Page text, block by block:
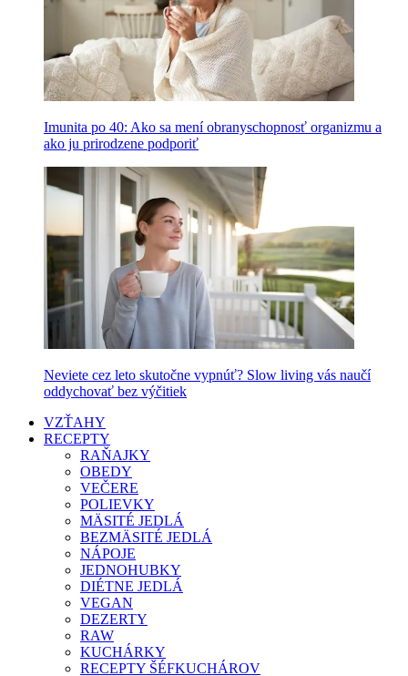
Imunita po 40: Ako sa mení obranyschopnosť organizmu a
ako ju prirodzene podporiť
Neviete cez leto skutočne vypnúť? Slow living vás naučí
oddychovať bez výčitiek
VZŤAHY
RECEPTY
RAŇAJKY
OBEDY
VEČERE
POLIEVKY
MÄSITÉ JEDLÁ
BEZMÄSITÉ JEDLÁ
NÁPOJE
JEDNOHUBKY
DIÉTNE JEDLÁ
VEGAN
DEZERTY
RAW
KUCHÁRKY
RECEPTY ŠÉFKUCHÁROV